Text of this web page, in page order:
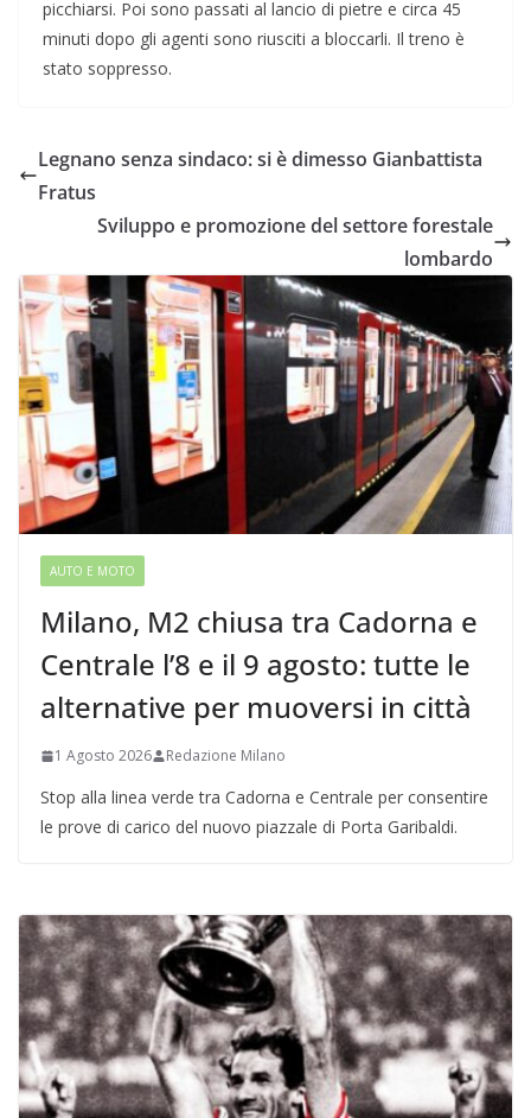
picchiarsi. Poi sono passati al lancio di pietre e circa 45
minuti dopo gli agenti sono riusciti a bloccarli. Il treno è
stato soppresso.
Legnano senza sindaco: si è dimesso Gianbattista
Fratus
Sviluppo e promozione del settore forestale
lombardo
AUTO E MOTO
Milano, M2 chiusa tra Cadorna e
Centrale l’8 e il 9 agosto: tutte le
alternative per muoversi in città
1 Agosto 2026 Redazione Milano
Stop alla linea verde tra Cadorna e Centrale per consentire
le prove di carico del nuovo piazzale di Porta Garibaldi.